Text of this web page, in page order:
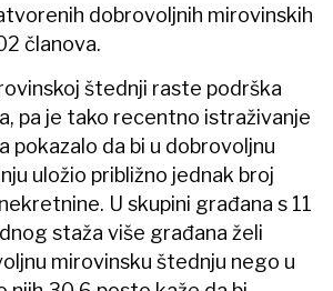
dobrovoljnih mirovinskih
članova.
štednji raste podrška
pa je tako recentno istraživanje
pokazalo da bi u dobrovoljnu
uložio približno jednak broj
U skupini građana s 11
staža više građana želi
mirovinsku štednju nego u